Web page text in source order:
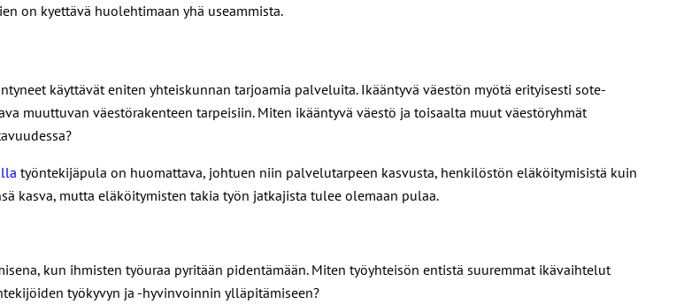
on kyettävä huolehtimaan yhä useammista.
käyttävät eniten yhteiskunnan tarjoamia palveluita. Ikääntyvä väestön myötä erityisesti sote-
muuttuvan väestörakenteen tarpeisiin. Miten ikääntyvä väestö ja toisaalta muut väestöryhmät
työntekijäpula on huomattava, johtuen niin palvelutarpeen kasvusta, henkilöstön eläköitymisistä kuin
kasva, mutta eläköitymisten takia työn jatkajista tulee olemaan pulaa.
kun ihmisten työuraa pyritään pidentämään. Miten työyhteisön entistä suuremmat ikävaihtelut
työkyvyn ja -hyvinvoinnin ylläpitämiseen?